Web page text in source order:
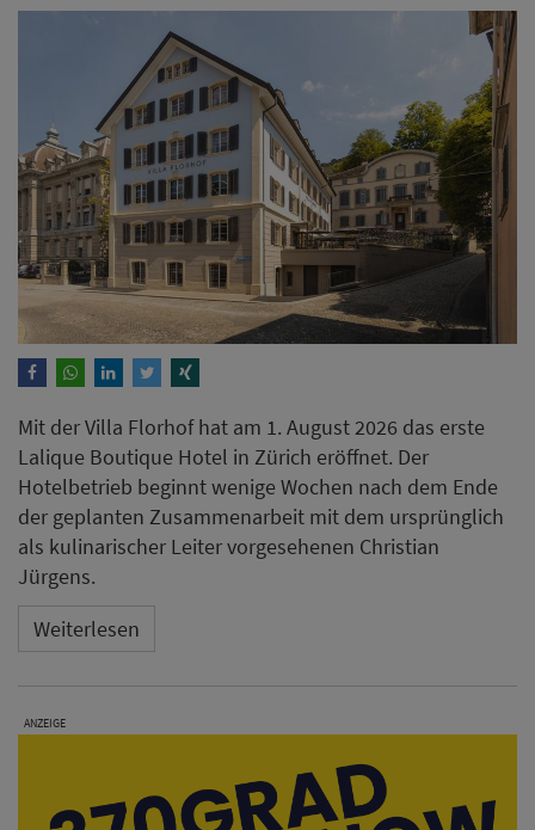
Mit der Villa Florhof hat am 1. August 2026 das erste
Lalique Boutique Hotel in Zürich eröffnet. Der
Hotelbetrieb beginnt wenige Wochen nach dem Ende
der geplanten Zusammenarbeit mit dem ursprünglich
als kulinarischer Leiter vorgesehenen Christian
Jürgens.
Weiterlesen
ANZEIGE